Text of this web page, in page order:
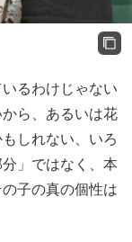
るわけじゃない
ら、あるいは花
しれない、いろ
」ではなく、本
子の真の個性は